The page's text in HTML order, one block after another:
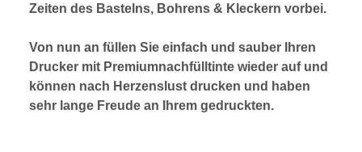
Zeiten des Bastelns, Bohrens & Kleckern vorbei.
Von nun an füllen Sie einfach und sauber Ihren
Drucker mit Premiumnachfülltinte wieder auf und
können nach Herzenslust drucken und haben
sehr lange Freude an Ihrem gedruckten.